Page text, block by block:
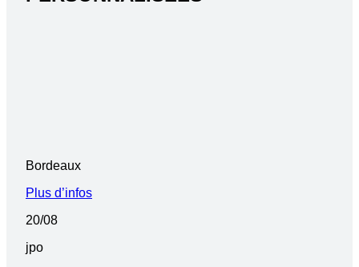
Bordeaux
Plus d’infos
20/08
jpo